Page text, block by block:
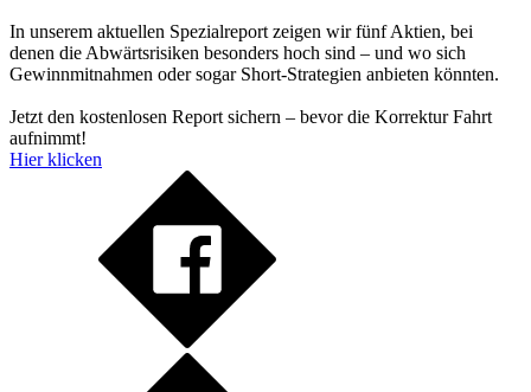
In unserem aktuellen Spezialreport zeigen wir fünf Aktien, bei
denen die Abwärtsrisiken besonders hoch sind – und wo sich
Gewinnmitnahmen oder sogar Short-Strategien anbieten könnten.
Jetzt den kostenlosen Report sichern – bevor die Korrektur Fahrt
aufnimmt!
Hier klicken